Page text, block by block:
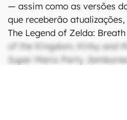
— assim como as versões
que receberão
The Legend of Zelda:
of the Kingdom, Kirby and
Super Mario Party